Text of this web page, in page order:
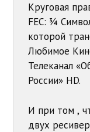
Круговая
FEC: ¾
которой
Любимое
Телеканал
России» HD.
И при том ,
двух